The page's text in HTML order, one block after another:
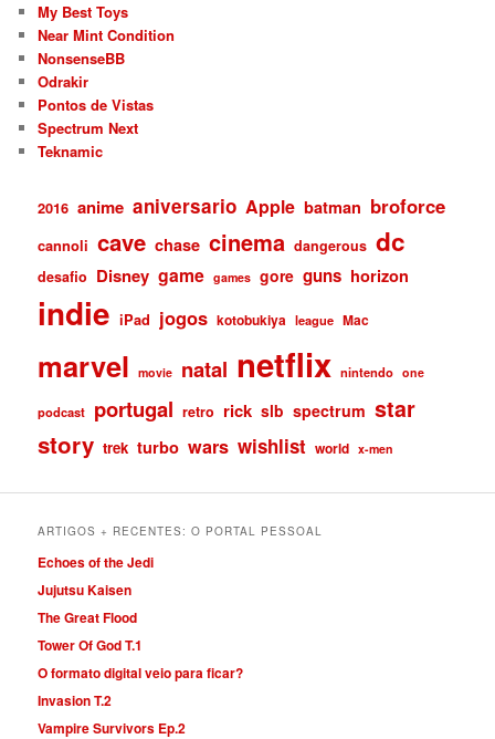
My Best Toys
Near Mint Condition
NonsenseBB
Odrakir
Pontos de Vistas
Spectrum Next
Teknamic
2016 anime aniversario Apple batman broforce
cannoli cave chase cinema dangerous dc
desafio Disney game games gore guns horizon
indie iPad jogos kotobukiya league Mac
marvel movie natal netflix nintendo one
podcast portugal retro rick slb spectrum star
story trek turbo wars wishlist world x-men
ARTIGOS + RECENTES: O PORTAL PESSOAL
Echoes of the Jedi
Jujutsu Kaisen
The Great Flood
Tower Of God T.1
O formato digital veio para ficar?
Invasion T.2
Vampire Survivors Ep.2